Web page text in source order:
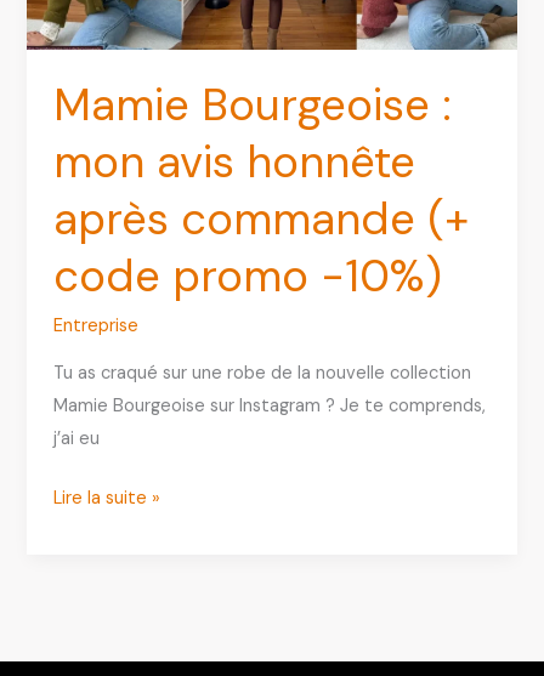
vraiment
cette
enseigne
?Mamie Bourgeoise :
mon avis honnête
après commande (+
code promo -10%)
Entreprise
Tu as craqué sur une robe de la nouvelle collection
Mamie Bourgeoise sur Instagram ? Je te comprends,
j’ai eu
Mamie
honnête
Lire la suite »